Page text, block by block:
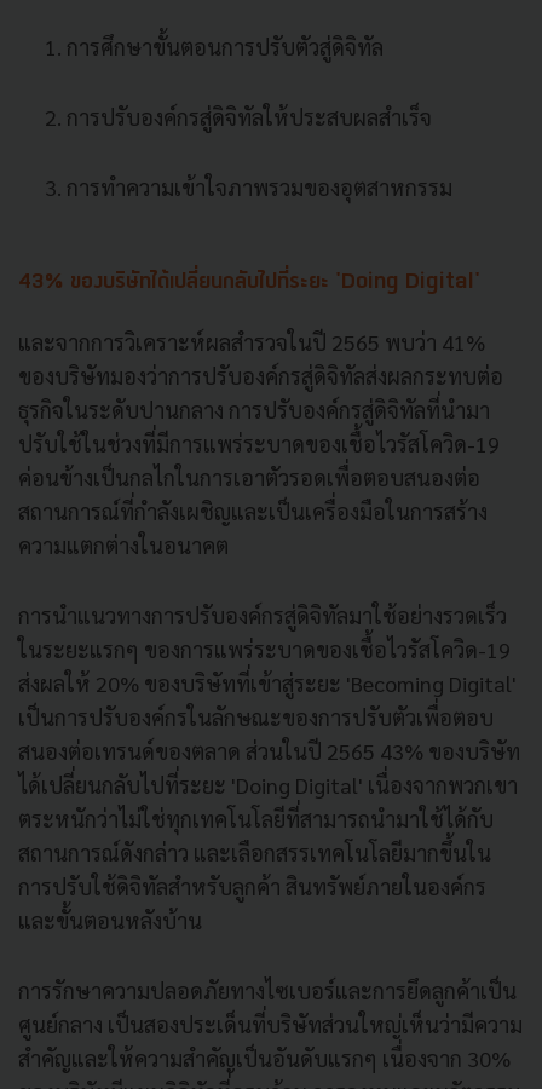
การศึกษาขั้นตอนการปรับตัวสู่ดิจิทัล
การปรับองค์กรสู่ดิจิทัลให้ประสบผลสำเร็จ
การทำความเข้าใจภาพรวมของอุตสาหกรรม
43% ของบริษัทได้เปลี่ยนกลับไปที่ระยะ 'Doing Digital'
และจากการวิเคราะห์ผลสำรวจในปี 2565 พบว่า 41%
ของบริษัทมองว่าการปรับองค์กรสู่ดิจิทัลส่งผลกระทบต่อ
ธุรกิจในระดับปานกลาง การปรับองค์กรสู่ดิจิทัลที่นำมา
ปรับใช้ในช่วงที่มีการแพร่ระบาดของเชื้อไวรัสโควิด-19
ค่อนข้างเป็นกลไกในการเอาตัวรอดเพื่อตอบสนองต่อ
สถานการณ์ที่กำลังเผชิญและเป็นเครื่องมือในการสร้าง
ความแตกต่างในอนาคต
การนำแนวทางการปรับองค์กรสู่ดิจิทัลมาใช้อย่างรวดเร็ว
ในระยะแรกๆ ของการแพร่ระบาดของเชื้อไวรัสโควิด-19
ส่งผลให้ 20% ของบริษัทที่เข้าสู่ระยะ 'Becoming Digital'
เป็นการปรับองค์กรในลักษณะของการปรับตัวเพื่อตอบ
สนองต่อเทรนด์ของตลาด ส่วนในปี 2565 43% ของบริษัท
ได้เปลี่ยนกลับไปที่ระยะ 'Doing Digital' เนื่องจากพวกเขา
ตระหนักว่าไม่ใช่ทุกเทคโนโลยีที่สามารถนำมาใช้ได้กับ
สถานการณ์ดังกล่าว และเลือกสรรเทคโนโลยีมากขึ้นใน
การปรับใช้ดิจิทัลสำหรับลูกค้า สินทรัพย์ภายในองค์กร
และขั้นตอนหลังบ้าน
การรักษาความปลอดภัยทางไซเบอร์และการยึดลูกค้าเป็น
ศูนย์กลาง เป็นสองประเด็นที่บริษัทส่วนใหญ่เห็นว่ามีความ
สำคัญและให้ความสำคัญเป็นอันดับแรกๆ เนื่องจาก 30%